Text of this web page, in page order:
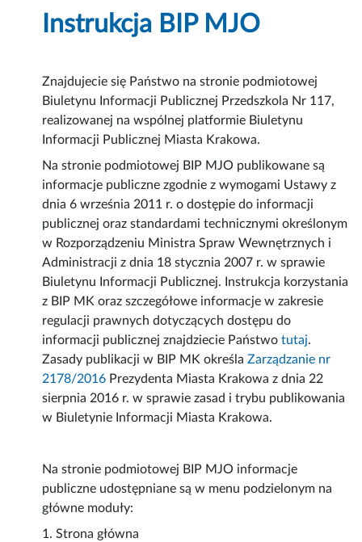
Instrukcja BIP MJO
Znajdujecie się Państwo na stronie podmiotowej
Biuletynu Informacji Publicznej Przedszkola Nr 117,
realizowanej na wspólnej platformie Biuletynu
Informacji Publicznej Miasta Krakowa.
Na stronie podmiotowej BIP MJO publikowane są
informacje publiczne zgodnie z wymogami Ustawy z
dnia 6 września 2011 r. o dostępie do informacji
publicznej oraz standardami technicznymi określonym
w Rozporządzeniu Ministra Spraw Wewnętrznych i
Administracji z dnia 18 stycznia 2007 r. w sprawie
Biuletynu Informacji Publicznej. Instrukcja korzystania
z BIP MK oraz szczegółowe informacje w zakresie
regulacji prawnych dotyczących dostępu do
informacji publicznej znajdziecie Państwotutaj.
Zasady publikacji w BIP MK określaZarządzanie nr
2178/2016 Prezydenta Miasta Krakowa z dnia 22
sierpnia 2016 r. w sprawie zasad i trybu publikowania
w Biuletynie Informacji Miasta Krakowa.
Na stronie podmiotowej BIP MJO informacje
publiczne udostępniane są w menu podzielonym na
główne moduły:
1. Strona główna